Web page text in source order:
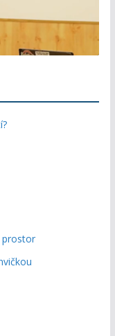
prostor